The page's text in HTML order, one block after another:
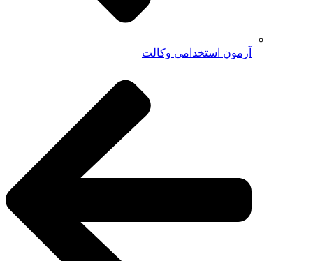
آزمون استخدامی وکالت